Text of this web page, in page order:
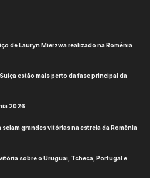
de Lauryn Mierzwa realizado na Romênia
estão mais perto da fase principal da
2026
selam grandes vitórias na estreia da Romênia
sobre o Uruguai, Tcheca, Portugal e